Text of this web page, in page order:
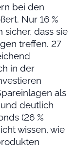
bei den
Nur 16 %
dass sie
treffen. 27
in der
als
deutlich
(26 %
wissen, wie